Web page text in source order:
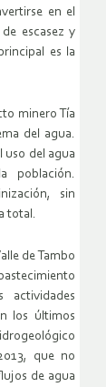
en el
escasez y
es la
minero Tía
del agua.
uso del agua
población.
sin
total.
de Tambo
los últimos
que no
de agua